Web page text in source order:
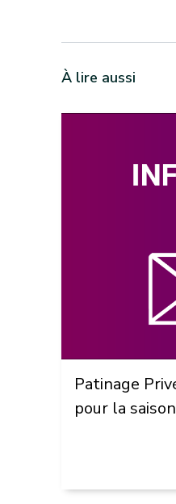
À lire aussi
Patinage
pour la